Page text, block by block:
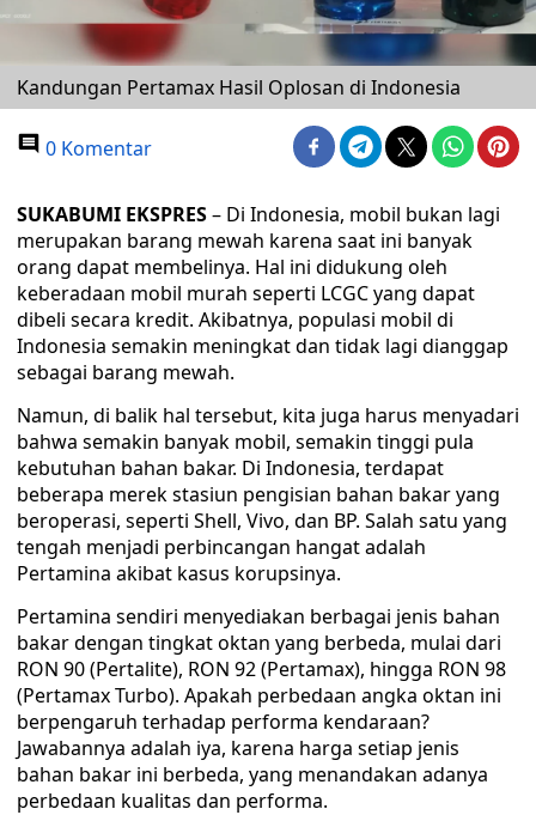
Kandungan Pertamax Hasil Oplosan di Indonesia
0 Komentar
SUKABUMI EKSPRES– Di Indonesia, mobil bukan lagi
merupakan barang mewah karena saat ini banyak
orang dapat membelinya. Hal ini didukung oleh
keberadaan mobil murah seperti LCGC yang dapat
dibeli secara kredit. Akibatnya, populasi mobil di
Indonesia semakin meningkat dan tidak lagi dianggap
sebagai barang mewah.
Namun, di balik hal tersebut, kita juga harus menyadari
bahwa semakin banyak mobil, semakin tinggi pula
kebutuhan bahan bakar. Di Indonesia, terdapat
beberapa merek stasiun pengisian bahan bakar yang
beroperasi, seperti Shell, Vivo, dan BP. Salah satu yang
tengah menjadi perbincangan hangat adalah
Pertamina akibat kasus korupsinya.
Pertamina sendiri menyediakan berbagai jenis bahan
bakar dengan tingkat oktan yang berbeda, mulai dari
RON 90 (Pertalite), RON 92 (Pertamax), hingga RON 98
(Pertamax Turbo). Apakah perbedaan angka oktan ini
berpengaruh terhadap performa kendaraan?
Jawabannya adalah iya, karena harga setiap jenis
bahan bakar ini berbeda, yang menandakan adanya
perbedaan kualitas dan performa.